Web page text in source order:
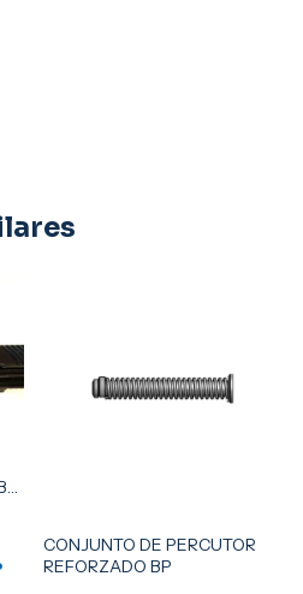
CONJUNTO DE PERCUTOR
REFORZADO BP